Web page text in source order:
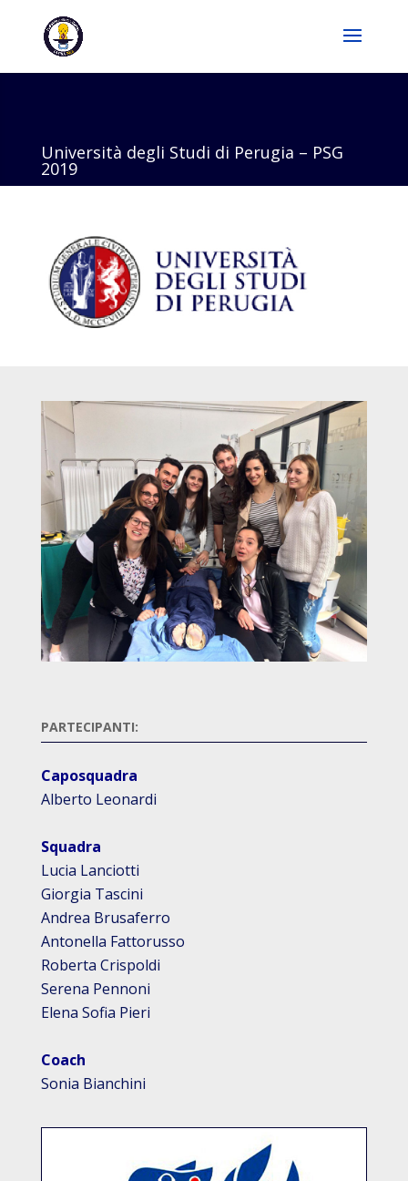
Università degli Studi di Perugia – PSG
2019
PARTECIPANTI:
Caposquadra
Alberto Leonardi
Squadra
Lucia Lanciotti
Giorgia Tascini
Andrea Brusaferro
Antonella Fattorusso
Roberta Crispoldi
Serena Pennoni
Elena Sofia Pieri
Coach
Sonia Bianchini